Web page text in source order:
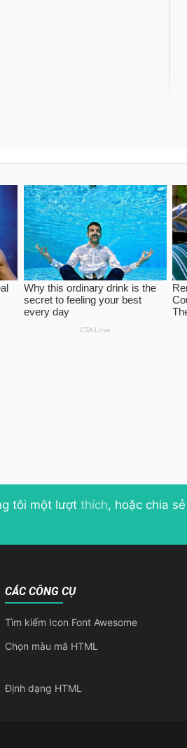
tôi một lượt thích, hoặc chia sẻ
CÁC CÔNG CỤ
Tìm kiếm Icon Font Awesome
Chọn màu mã HTML
Định dạng HTML